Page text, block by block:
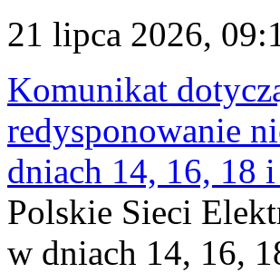
21 lipca 2026,
Komunikat
redysponowanie
dniach 14, 16, 18
Polskie Sieci
w dniach 14, 16,